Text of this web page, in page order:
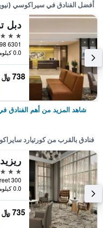
أفضل الفنادق في سيراكوسي
4 نجوم
0.0 كيلومتر عن وسط المدينة
738 ﷼
شاهد المزيد من أهم الفنادق
فنادق بالقرب من كورتيارد
3 نجوم
0.0 كيلومتر عن وسط المدينة
735 ﷼